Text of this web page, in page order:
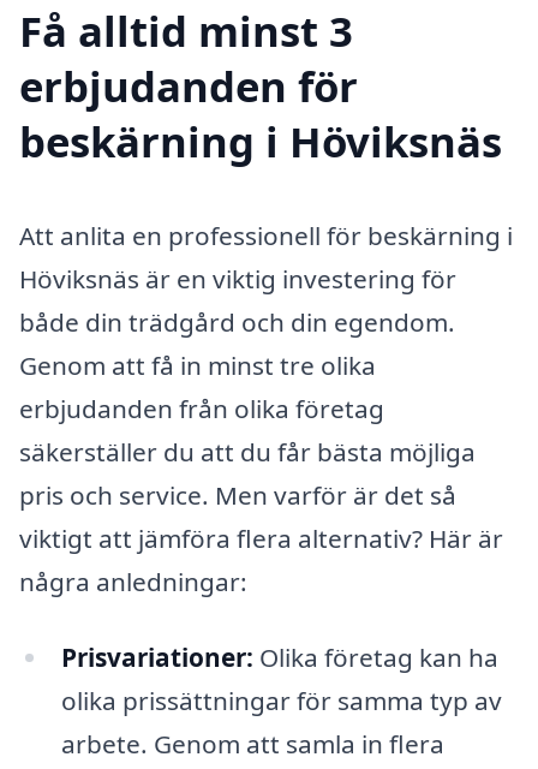
Få alltid minst 3
erbjudanden för
beskärning i Höviksnäs
Att anlita en professionell för beskärning i
Höviksnäs är en viktig investering för
både din trädgård och din egendom.
Genom att få in minst tre olika
erbjudanden från olika företag
säkerställer du att du får bästa möjliga
pris och service. Men varför är det så
viktigt att jämföra flera alternativ? Här är
några anledningar:
Prisvariationer: Olika företag kan ha
olika prissättningar för samma typ av
arbete. Genom att samla in flera